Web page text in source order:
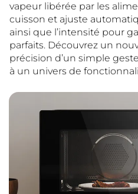
vapeur libérée par les
cuisson et ajuste
ainsi que l’intensité pour
parfaits. Découvrez un
précision d’un simple
à un univers de